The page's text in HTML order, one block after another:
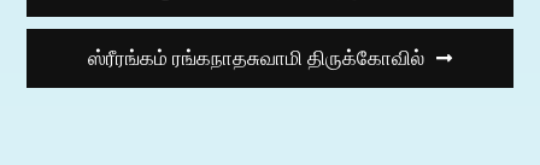
ஸ்ரீரங்கம் ரங்கநாதசுவாமி திருக்கோவில்